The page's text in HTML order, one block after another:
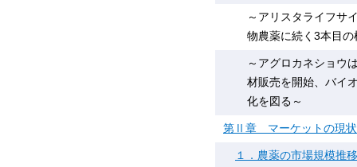
～アリスタライフサ
物農薬に続く3本目
～アグロカネショウ
材販売を開始、バイ
化を図る～
第Ⅱ章 マーケットの現状
１．農薬の市場規模推移